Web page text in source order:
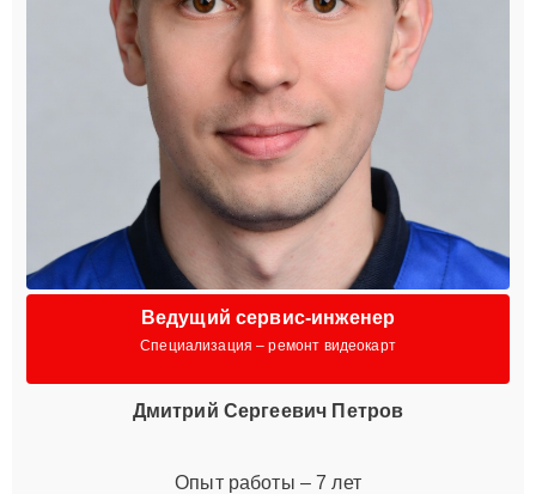
Ведущий сервис-инженер
Специализация – ремонт видеокарт
Дмитрий Сергеевич Петров
Опыт работы – 7 лет